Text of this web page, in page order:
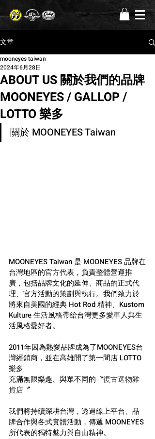
文章
ABOUT US 關於我們的品牌
MOONEYES / GALLOP /
LOTTO 樂多
mooneyes taiwan
2024年6月28日
關於 MOONEYES Taiwan
MOONEYES Taiwan 是 MOONEYES 品牌在
台灣地區的官方代表，負責整體營運推
廣，包括品牌文化的延伸、商品的正式代
理、官方活動的策劃與執行。我們致力於
將來自美國的經典 Hot Rod 精神、Kustom
Kulture 生活風格帶給台灣更多愛車人與生
活風格愛好者。
2011年因為熱愛品牌成為了MOONEYES台
灣經銷商，並在高雄開了第一間店 LOTTO
樂多
充滿無限樂趣、與眾不同的〝復古選物雜
貨店 〞
我們將持續深耕台灣，透過線上平台、品
牌合作與各式實體活動，傳遞 MOONEYES
所代表的獨特魅力與自由精神。